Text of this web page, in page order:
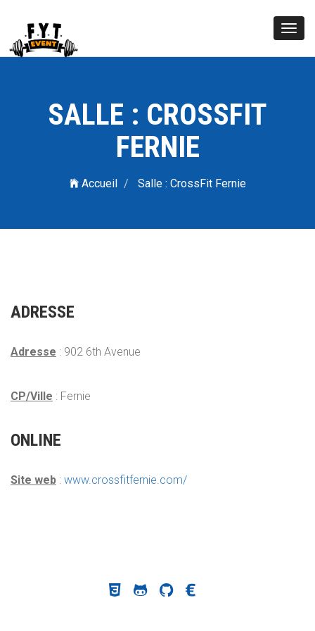
SALLE : CROSSFIT
FERNIE
Accueil Salle : CrossFit Fernie
ADRESSE
Adresse : 902 6th Avenue
CP/Ville : Fernie
ONLINE
Site web : www.crossfitfernie.com/